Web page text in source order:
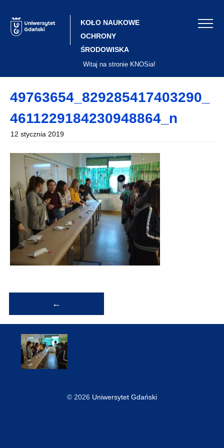
content
KOŁO NAUKOWE
OCHRONY
ŚRODOWISKA
Witaj na stronie KNOSia!
49763654_829285417403290_
4611229184230948864_n
12 stycznia 2019
wpisu
←
© 2026 Uniwersytet Gdański